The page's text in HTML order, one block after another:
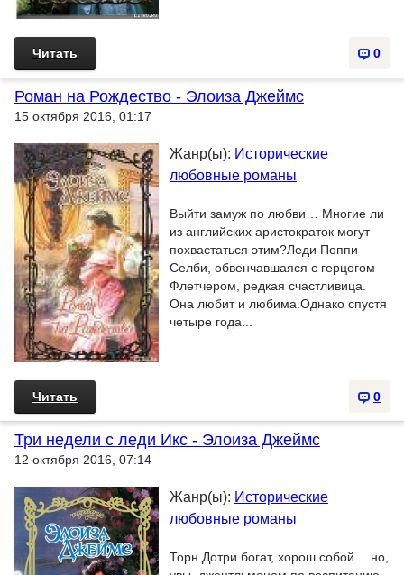
0
Читать
Роман на Рождество - Элоиза Джеймс
15 октября 2016, 01:17
Жанр(ы): Исторические
любовные романы
Выйти замуж по любви… Многие ли
из английских аристократок могут
похвастаться этим?Леди Поппи
Селби, обвенчавшаяся с герцогом
Флетчером, редкая счастливица.
Она любит и любима.Однако спустя
четыре года...
0
Читать
Три недели с леди Икс - Элоиза Джеймс
12 октября 2016, 07:14
Жанр(ы): Исторические
любовные романы
Торн Дотри богат, хорош собой… но,